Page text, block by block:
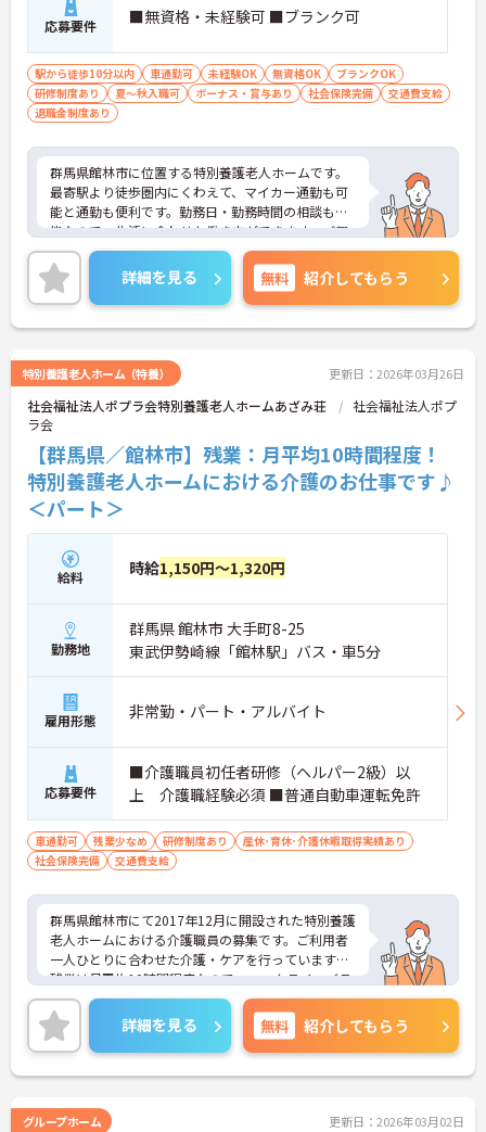
応募要件 ■無資格・未経験可 ■ブランク可
駅から徒歩10分以内 車通勤可 未経験OK 無資格OK
ブランクOK
研修制度あり
夏～秋入職可 ボーナス・賞与あり 社会保険完備
交通費支給
退職金制度あり
群馬県館林市に位置する特別養護老人ホームです。
最寄駅より徒歩圏内にくわえて、マイカー通勤も可
能と通勤も便利です。勤務日・勤務時間の相談も可
能なので、生活に合わせた働き方ができます。ご興
味をお持ちの方はお気軽にお問い合わせください。
詳細を見る 無料 紹介してもらう
特別養護老人ホーム（特養） 更新日：2026年03月26日
社会福祉法人ポプラ会特別養護老人ホームあざみ荘
社会福祉法人ポプ
ラ会
【群馬県／館林市】残業：月平均10時間程度！
特別養護老人ホームにおける介護のお仕事です♪
＜パート＞
給料 時給1,150円～1,320円
勤務地
群馬県 館林市 大手町8-25
東武伊勢崎線「館林駅」バス・車5分
雇用形態 非常勤・パート・アルバイト
応募要件
■介護職員初任者研修（ヘルパー2級）以
上 介護職経験必須 ■普通自動車運転免許
車通勤可 残業少なめ 研修制度あり
産休･育休･介護休暇取得実績あり
社会保険完備
交通費支給
群馬県館林市にて2017年12月に開設された特別養護
老人ホームにおける介護職員の募集です。ご利用者
一人ひとりに合わせた介護・ケアを行っています。
残業は月平均10時間程度なので、ワークライフバラ
ンスを保ちながらご勤務いただけます。また、マイ
カー通勤が可能なので通勤が苦になりません。
ご興味のある方には、面接対策ポイントなど、さら
に詳細をお話しいたしますのでお気軽にご相談くだ
さい！
詳細を見る 無料 紹介してもらう
グループホーム 更新日：2026年03月02日